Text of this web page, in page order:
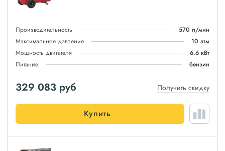
Производительность
570 л/мин
Максимальное давление
10 атм
Мощность двигателя
6.6 кВт
Питание
бензин
329 083 руб Получить скидку
Купить